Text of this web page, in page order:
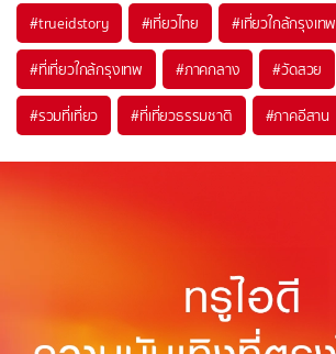
#trueidstory #เที่ยวไทย #เที่ยวใกล้กรุงเทพ
#ที่เที่ยวใกล้กรุงเทพ #ภาคกลาง #วัดสวย
#รวมที่เที่ยว #ที่เที่ยวธรรมชาติ #ภาคอีสาน